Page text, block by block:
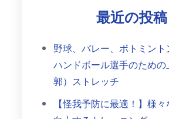
最近の投稿
野球、バレー、ボトミント
ハンドボール選手のため
郭）ストレッチ
【怪我予防に最適！】様